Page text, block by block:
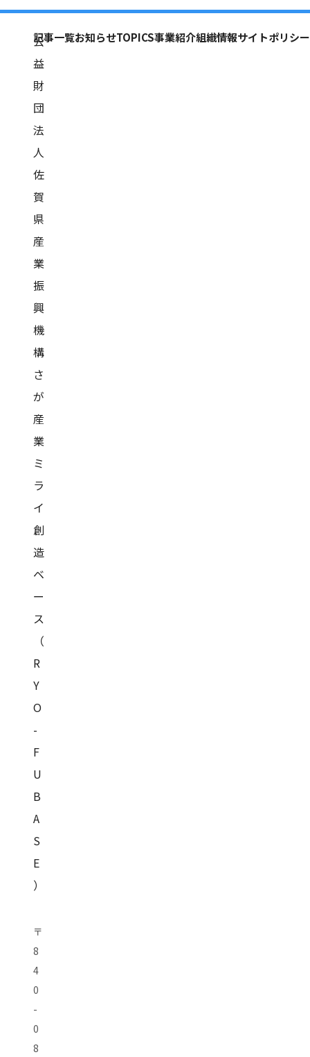
公
益
財
団
法
人
佐
賀
県
産
業
振
興
機
構
さ
が
産
業
ミ
ラ
イ
創
造
ベ
ー
ス
（
R
Y
O
-
F
U
B
A
S
E
）
〒
8
4
0
-
0
8
記事一覧お知らせTOPICS事業紹介組織情報サイトポリシー